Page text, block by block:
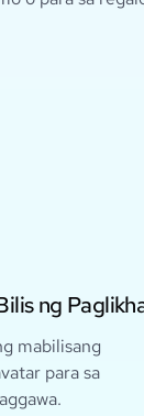
ng
mabilisang
para sa